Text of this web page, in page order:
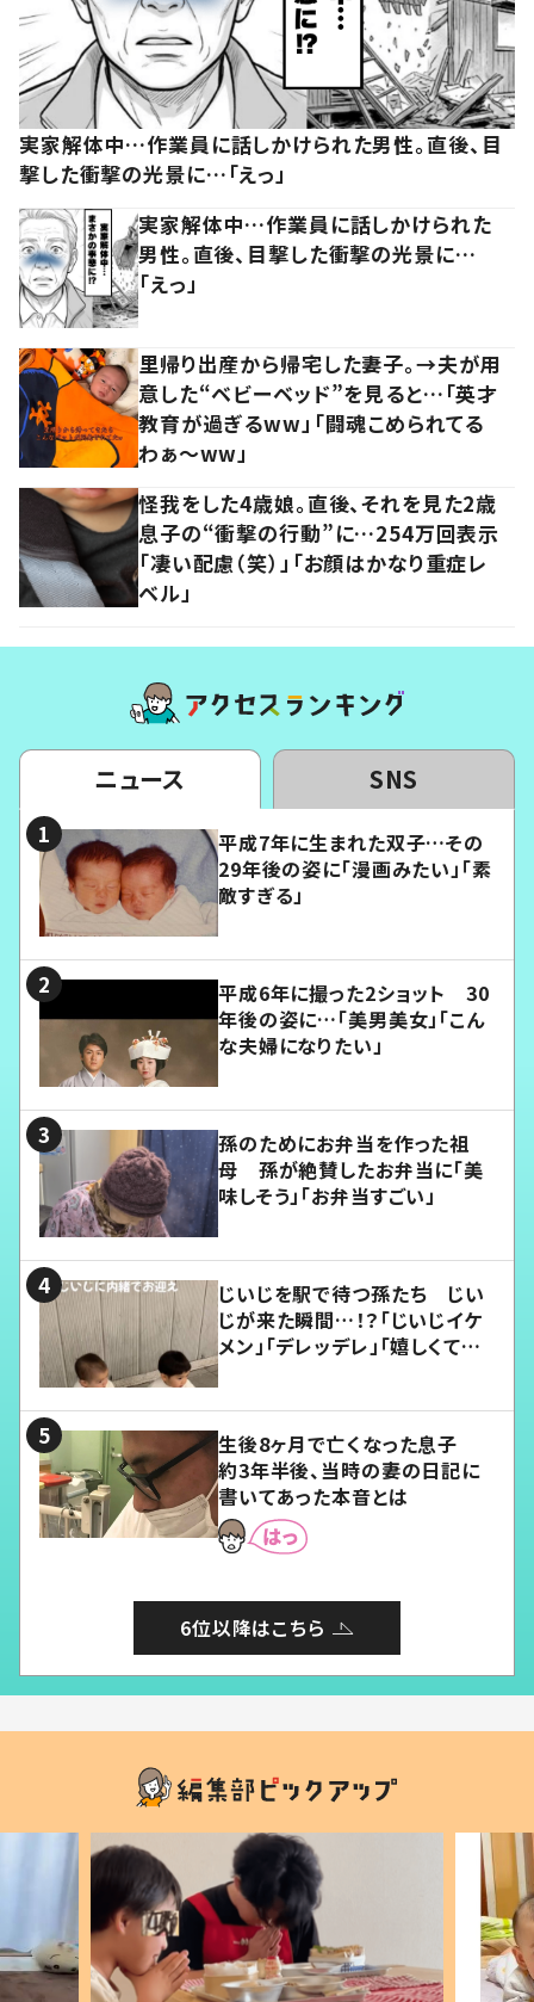
実家解体中…作業員に話しかけられた男性。直後、目
撃した衝撃の光景に…「えっ」
実家解体中…作業員に話しかけられた
男性。直後、目撃した衝撃の光景に…
「えっ」
里帰り出産から帰宅した妻子。→夫が用
意した“ベビーベッド”を見ると…「英才
教育が過ぎるww」「闘魂こめられてる
わぁ～ww」
怪我をした4歳娘。直後、それを見た2歳
息子の“衝撃の行動”に…254万回表示
「凄い配慮（笑）」「お顔はかなり重症レ
ベル」
ニュース SNS
平成7年に生まれた双子…その
29年後の姿に「漫画みたい」「素
敵すぎる」
平成6年に撮った2ショット 30
年後の姿に…「美男美女」「こん
な夫婦になりたい」
孫のためにお弁当を作った祖
母 孫が絶賛したお弁当に「美
味しそう」「お弁当すごい」
じいじを駅で待つ孫たち じい
じが来た瞬間…！？「じいじイケ
メン」「デレッデレ」「嬉しくて可
生後8ヶ月で亡くなった息子
約3年半後、当時の妻の日記に
書いてあった本音とは
6位以降はこちら